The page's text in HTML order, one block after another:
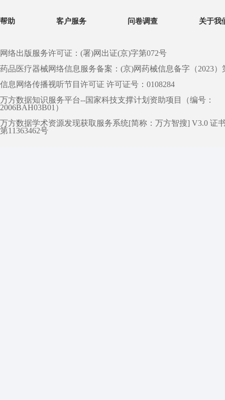
帮助 客户服务 问卷调查 关于我
网络出版服务许可证：(署)网出证(京)字第072号
药品医疗器械网络信息服务备案：(京)网药械信息备字（2023）
信息网络传播视听节目许可证 许可证号：0108284
万方数据知识服务平台--国家科技支撑计划资助项目（编号：
2006BAH03B01）
万方数据学术资源发现获取服务系统[简称：万方智搜] V3.0 证
第11363462号